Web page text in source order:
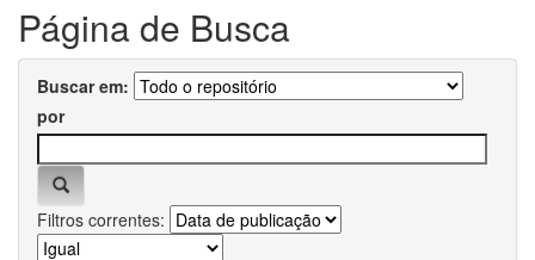
Página de Busca
Buscar em:
por
Filtros correntes: